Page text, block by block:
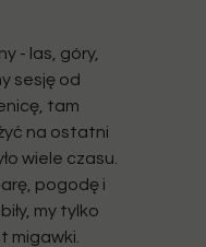
- las, góry,
sesję od
tam
na ostatni
wiele czasu.
pogodę i
my tylko
migawki.